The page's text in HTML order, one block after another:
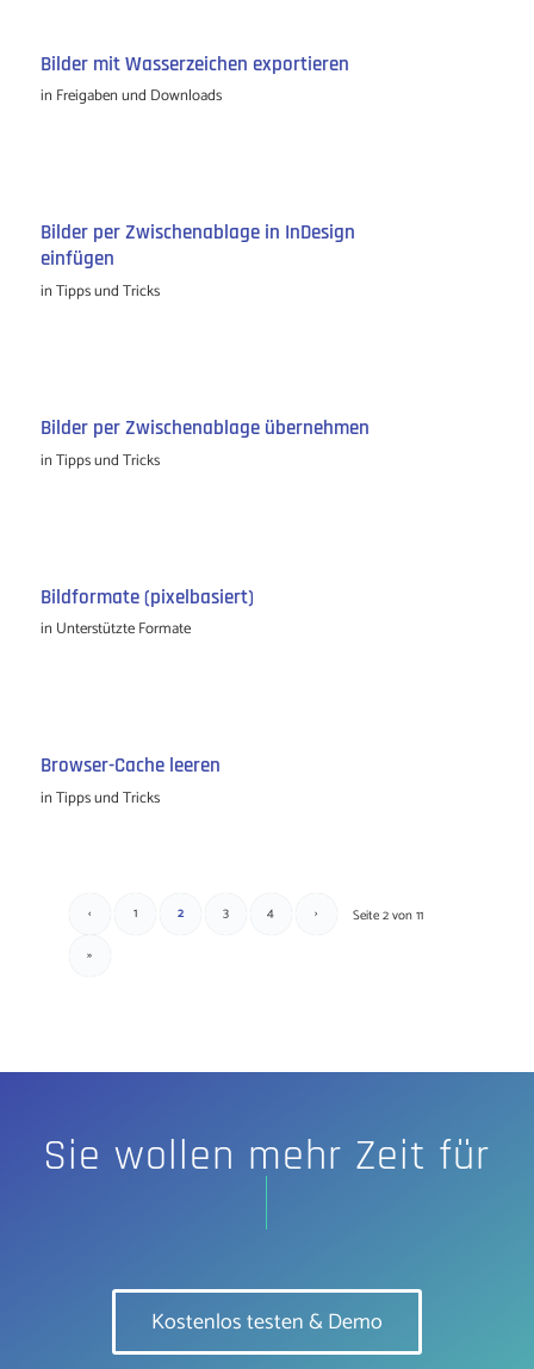
Bilder mit Wasserzeichen exportieren
in Freigaben und Downloads
Bilder per Zwischenablage in InDesign
einfügen
inTipps und Tricks
Bilder per Zwischenablage übernehmen
inTipps und Tricks
Bildformate (pixelbasiert)
in Unterstützte Formate
Browser-Cache leeren
inTipps und Tricks
Seite 2 von 11
‹ 1 2 3 4
›
»
Sie wollen mehr Zeit für
Kostenlos testen & Demo